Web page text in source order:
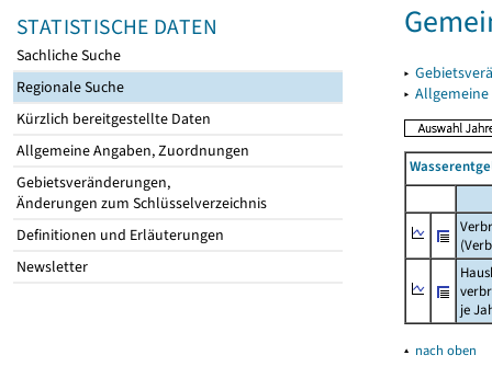
STATISTISCHE DATEN
Sachliche Suche
Regionale Suche
Kürzlich bereitgestellte Daten
Allgemeine Angaben, Zuordnungen
Gebietsveränderungen,
Änderungen zum Schlüsselverzeichnis
Definitionen und Erläuterungen
Newsletter
▸
▸
je
▴ nach oben